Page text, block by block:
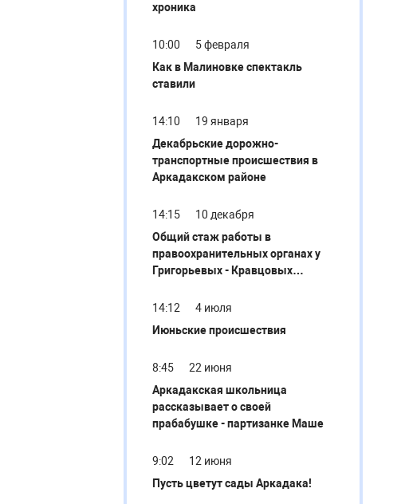
хроника
10:00
5 февраля
Как в Малиновке спектакль
ставили
14:10
19 января
Декабрьские дорожно-
транспортные происшествия в
Аркадакском районе
14:15
10 декабря
Общий стаж работы в
правоохранительных органах у
Григорьевых - Кравцовых
14:12
4 июля
Июньские происшествия
8:45
22 июня
Аркадакская школьница
рассказывает о своей
прабабушке - партизанке Маше
9:02
12 июня
Пусть цветут сады Аркадака!